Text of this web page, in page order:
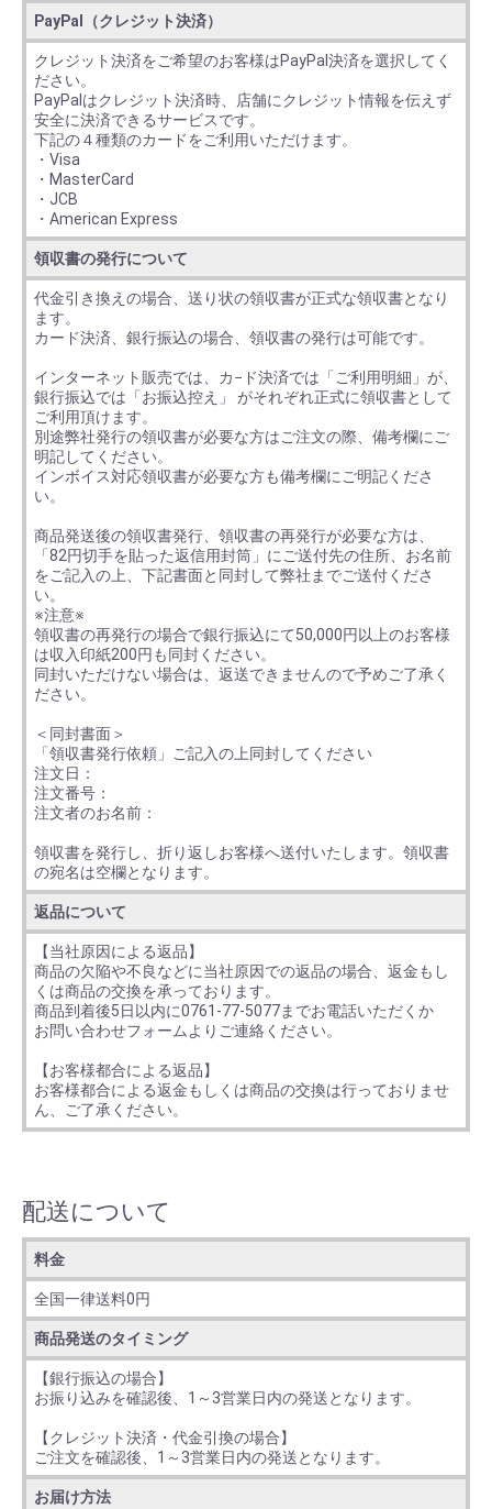
PayPal（クレジット決済）
クレジット決済をご希望のお客様はPayPal決済を選択してく
ださい。
PayPalはクレジット決済時、店舗にクレジット情報を伝えず
安全に決済できるサービスです。
下記の４種類のカードをご利用いただけます。
・Visa
・MasterCard
・JCB
・American Express
領収書の発行について
代金引き換えの場合、送り状の領収書が正式な領収書となり
ます。
カード決済、銀行振込の場合、領収書の発行は可能です。
インターネット販売では、カ−ド決済では「ご利用明細」が、
銀行振込では「お振込控え」 がそれぞれ正式に領収書として
ご利用頂けます。
別途弊社発行の領収書が必要な方はご注文の際、備考欄にご
明記してください。
インボイス対応領収書が必要な方も備考欄にご明記くださ
い。
商品発送後の領収書発行、領収書の再発行が必要な方は、
「82円切手を貼った返信用封筒」にご送付先の住所、お名前
をご記入の上、下記書面と同封して弊社までご送付くださ
い。
※注意※
領収書の再発行の場合で銀行振込にて50,000円以上のお客様
は収入印紙200円も同封ください。
同封いただけない場合は、返送できませんので予めご了承く
ださい。
＜同封書面＞
「領収書発行依頼」ご記入の上同封してください
注文日：
注文番号：
注文者のお名前：
領収書を発行し、折り返しお客様へ送付いたします。領収書
の宛名は空欄となります。
返品について
【当社原因による返品】
商品の欠陥や不良などに当社原因での返品の場合、返金もし
くは商品の交換を承っております。
商品到着後5日以内に0761-77-5077までお電話いただくか
お問い合わせフォームよりご連絡ください。
【お客様都合による返品】
お客様都合による返金もしくは商品の交換は行っておりませ
ん、ご了承ください。
配送について
料金
全国一律送料0円
商品発送のタイミング
【銀行振込の場合】
お振り込みを確認後、1～3営業日内の発送となります。
【クレジット決済・代金引換の場合】
ご注文を確認後、1～3営業日内の発送となります。
お届け方法